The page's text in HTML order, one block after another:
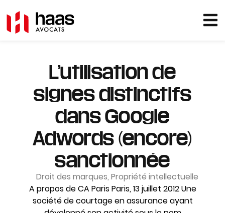
L’utilisation de
signes distinctifs
dans Google
Adwords (encore)
sanctionnée
Droit des marques, Propriété intellectuelle
A propos de CA Paris Paris, 13 juillet 2012 Une
société de courtage en assurance ayant